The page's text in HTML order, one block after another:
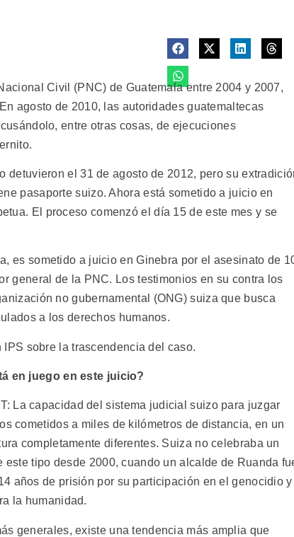
Civil (PNC) de Guatemala entre 2004 y 2007,
agosto de 2010, las autoridades guatemaltecas
entre otras cosas, de ejecuciones
detuvieron el 31 de agosto de 2012, pero su
pasaporte suizo. Ahora está sometido a juicio en
El proceso comenzó el día 15 de este mes y se
es sometido a juicio en Ginebra por el asesinato de
general de la PNC. Los testimonios en su contra los
no gubernamental (ONG) suiza que busca
a los derechos humanos.
sobre la trascendencia del caso.
en juego en este juicio?
La capacidad del sistema judicial suizo para juzgar
cometidos a miles de kilómetros de distancia, en un
completamente diferentes. Suiza no celebraba un
este tipo desde 2000, cuando un alcalde de Ruanda
años de prisión por su participación en el genocidio y
la humanidad.
generales, existe una tendencia más amplia que